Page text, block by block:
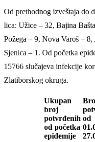
Od prethodnog izveštaja do
lica: Užice – 32, Bajina
Požega – 9, Nova Varoš –
Sjenica – 1. Od početka
15766 slučajeva infekcije
Zlatiborskog okruga.
Ukupan
broj
potvrđenih
od početka
epidemije
od